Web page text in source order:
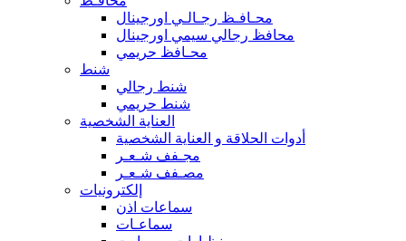
محـافـظ رجـالـي اورجينال
محافظ رجالي سيمي اورجينال
محـافظ حريمي
شنط
شنط رجالي
شنط حريمي
العناية الشخصية
أدوات الحلاقة و العناية الشخصية
مجـفف شـعـر
مصـفف شـعـر
إلكترونيات
سماعات اذن
سماعـات